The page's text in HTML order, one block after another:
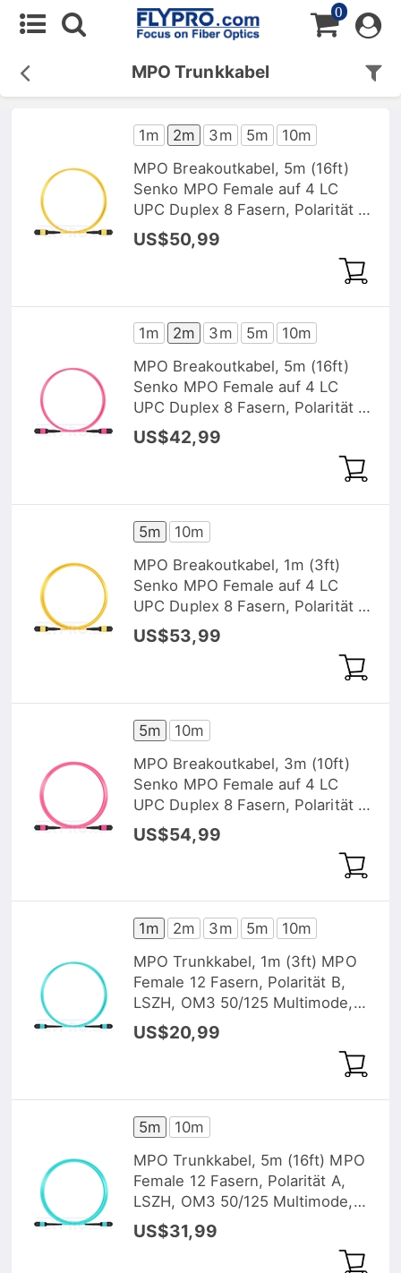
0
MPO Trunkkabel
1m 2m 3m 5m
10m
MPO Breakoutkabel, 5m (16ft)
Senko MPO Female auf 4 LC
UPC Duplex 8 Fasern, Polarität B,
LSZH, OM4 (OM3) 50/125
Multimode, Elite, Magenta
US$50,99
1m 2m 3m 5m
10m
MPO Breakoutkabel, 5m (16ft)
Senko MPO Female auf 4 LC
UPC Duplex 8 Fasern, Polarität B,
LSZH, OS2 9/125 Singlemode,
Elite, Gelb
US$42,99
5m
10m
MPO Breakoutkabel, 1m (3ft)
Senko MPO Female auf 4 LC
UPC Duplex 8 Fasern, Polarität B,
LSZH, OS2 9/125 Singlemode,
Elite, Gelb
US$53,99
5m
10m
MPO Breakoutkabel, 3m (10ft)
Senko MPO Female auf 4 LC
UPC Duplex 8 Fasern, Polarität B,
LSZH, OS2 9/125 Singlemode,
Elite, Gelb
US$54,99
1m 2m 3m 5m
10m
MPO Trunkkabel, 1m (3ft) MPO
Female 12 Fasern, Polarität B,
LSZH, OM3 50/125 Multimode,
Elite, Hellblau
US$20,99
5m
10m
MPO Trunkkabel, 5m (16ft) MPO
Female 12 Fasern, Polarität A,
LSZH, OM3 50/125 Multimode,
Elite, Hellblau
US$31,99